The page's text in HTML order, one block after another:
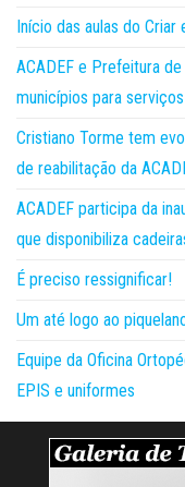
Início das aulas do Criar
ACADEF e Prefeitura
municípios para
Cristiano Torme tem
de reabilitação da
ACADEF participa da
que disponibiliza
É preciso ressignificar!
Um até logo ao
Equipe da Oficina
EPIS e uniformes